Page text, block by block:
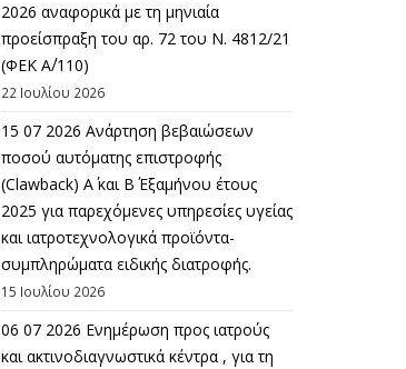
2026 αναφορικά με τη μηνιαία
προείσπραξη του αρ. 72 του Ν. 4812/21
(ΦΕΚ Α΄/110)
22 Ιουλίου 2026
15 07 2026 Ανάρτηση βεβαιώσεων
ποσού αυτόματης επιστροφής
(Clawback) A΄ και Β΄ Εξαμήνου έτους
2025 για παρεχόμενες υπηρεσίες υγείας
και ιατροτεχνολογικά προϊόντα-
συμπληρώματα ειδικής διατροφής.
15 Ιουλίου 2026
06 07 2026 Eνημέρωση προς ιατρούς
και ακτινοδιαγνωστικά κέντρα , για τη